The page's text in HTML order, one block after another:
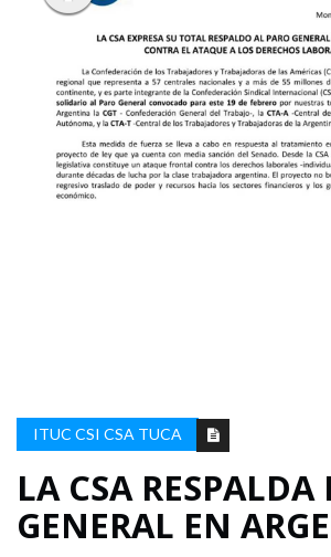
DOCUMENTOS
NOTICIAS
ITUC CSI CSA TUCA
LA CSA RESPALDA
GENERAL EN